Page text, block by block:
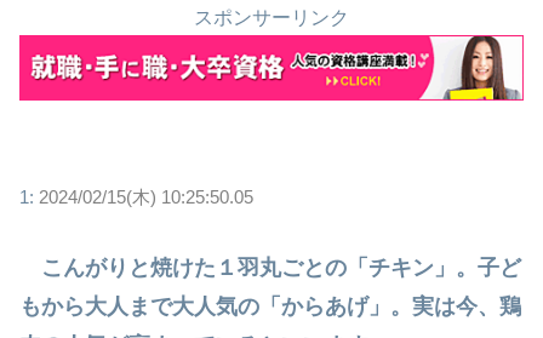
スポンサーリンク
1: 2024/02/15(木) 10:25:50.05
こんがりと焼けた１羽丸ごとの「チキン」。子ど
もから大人まで大人気の「からあげ」。実は今、鶏